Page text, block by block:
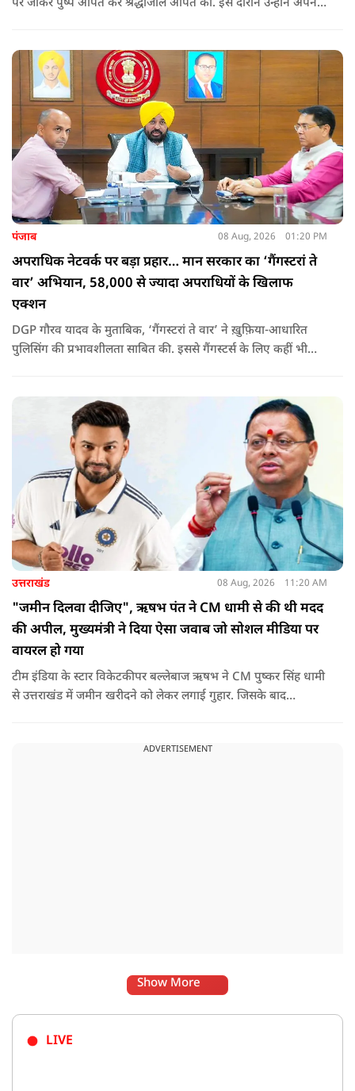
पर जाकर पुष्प अर्पित कर श्रद्धांजलि अर्पित की. इस दौरान उन्होंने अपने
कि वह भविष्य में क्या करें.
पंजाब 08 Aug, 2026 01:20 PM
अपराधिक नेटवर्क पर बड़ा प्रहार… मान सरकार का ‘गैंगस्टरां ते
वार’ अभियान, 58,000 से ज्यादा अपराधियों के खिलाफ
एक्शन
DGP गौरव यादव के मुताबिक, ‘गैंगस्टरां ते वार’ ने ख़ुफ़िया-आधारित
पुलिसिंग की प्रभावशीलता साबित की. इससे गैंगस्टर्स के लिए कहीं भी
उत्तराखंड 08 Aug, 2026 11:20 AM
"जमीन दिलवा दीजिए", ऋषभ पंत ने CM धामी से की थी मदद
की अपील, मुख्यमंत्री ने दिया ऐसा जवाब जो सोशल मीडिया पर
वायरल हो गया
टीम इंडिया के स्टार विकेटकीपर बल्लेबाज ऋषभ ने CM पुष्कर सिंह धामी
से उत्तराखंड में जमीन खरीदने को लेकर लगाई गुहार. जिसके बाद
ADVERTISEMENT
Show More
LIVE